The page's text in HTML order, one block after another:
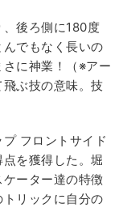
後ろ側に180度
でもなく長いの
に神業！（※アー
ぶ技の意味。技
フロントサイド
を獲得した。堀
ーター達の特徴
リックに自分の